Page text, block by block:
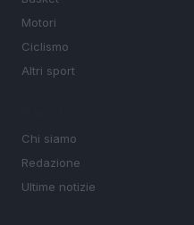
Motori
Ciclismo
Altri sport
Chi siamo
Redazione
Ultime notizie